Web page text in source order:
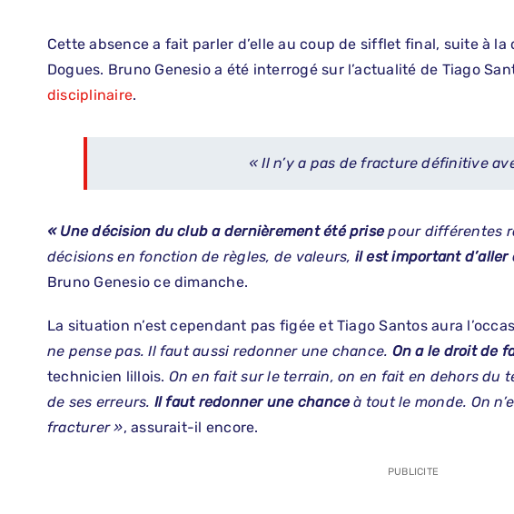
Cette absence a fait parler d’elle au coup de sifflet final, suite à
Dogues. Bruno Genesio a été interrogé sur l’actualité de Tiago
disciplinaire.
« Il n’y a pas de fracture définitive
« Une décision du club a dernièrement été prisepour différentes
décisions en fonction de règles, de valeurs, il est important d’aller
Bruno Genesio ce dimanche.
La situation n’est cependant pas figée et Tiago Santos aura
ne pense pas. Il faut aussi redonner une chance. On a le droit de
technicien lillois. On en fait sur le terrain, on en fait en dehors du
de ses erreurs. Il faut redonner une chanceà tout le monde. On
fracturer », assurait-il encore.
PUBLICITE